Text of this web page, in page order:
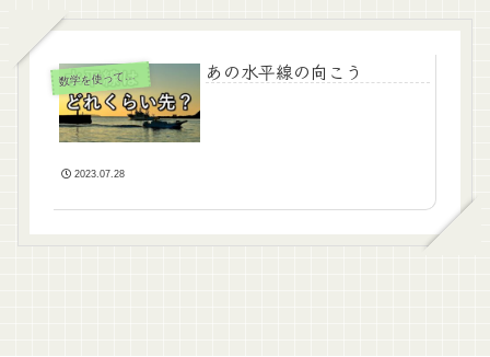
数
学を使ってみよう あの水平線の向こう
2023.07.28